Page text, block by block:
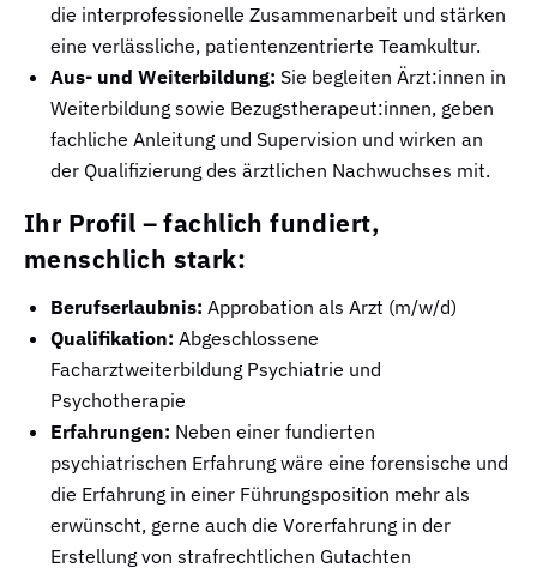
die interprofessionelle Zusammenarbeit und stärken
eine verlässliche, patientenzentrierte Teamkultur.
Aus- und Weiterbildung: Sie begleiten Ärzt:innen in
Weiterbildung sowie Bezugstherapeut:innen, geben
fachliche Anleitung und Supervision und wirken an
der Qualifizierung des ärztlichen Nachwuchses mit.
Ihr Profil – fachlich fundiert,
menschlich stark:
Berufserlaubnis: Approbation als Arzt (m/w/d)
Qualifikation: Abgeschlossene
Facharztweiterbildung Psychiatrie und
Psychotherapie
Erfahrungen: Neben einer fundierten
psychiatrischen Erfahrung wäre eine forensische und
die Erfahrung in einer Führungsposition mehr als
erwünscht, gerne auch die Vorerfahrung in der
Erstellung von strafrechtlichen Gutachten